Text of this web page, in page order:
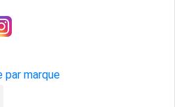
par marque